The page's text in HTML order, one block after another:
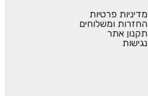
מדיניות פרטיות
החזרות ומשלוחים
תקנון אתר
נגישות